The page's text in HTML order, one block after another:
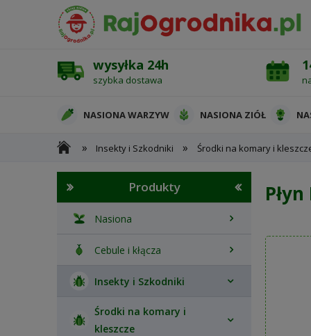
wysyłka 24h
szybka dostawa
NASIONA WARZYW NASIONA ZIÓŁ
OCHRONA ROŚLIN
» Insekty i Szkodniki » Środki na komary i
Produkty
Nasiona
Cebule i kłącza
Insekty i Szkodniki
Środki na komary i
kleszcze